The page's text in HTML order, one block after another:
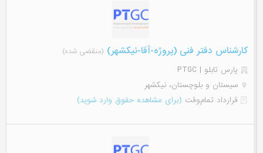
کارشناس دفتر فنی (پروژه-آقا-نیکشهر) (منقضی شده)
پارس تابلو | PTGC
سیستان و بلوچستان، نیکشهر
قرارداد تمام‌وقت (برای مشاهده حقوق وارد شوید)